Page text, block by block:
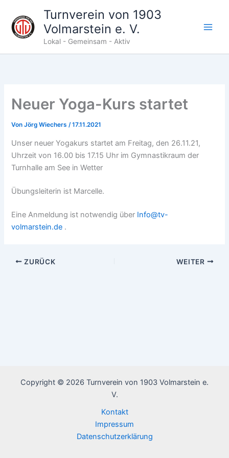
Inhalt
springen
Turnverein von 1903
Volmarstein e. V.
Lokal - Gemeinsam - Aktiv
Neuer Yoga-Kurs startet
VonJörg Wiechers/17.11.2021
Unser neuer Yogakurs startetam Freitag, den 26.11.21,
Uhrzeit von 16.00 bis 17.15 Uhr im Gymnastikraum der
Turnhalle am See in Wetter
Übungsleiterin ist Marcelle.
Eine Anmeldung ist notwendig über Info@tv-
volmarstein.de .
ZURÜCK WEITER
Copyright © 2026 Turnverein von 1903 Volmarstein e.
V.
Kontakt
Impressum
Datenschutzerklärung